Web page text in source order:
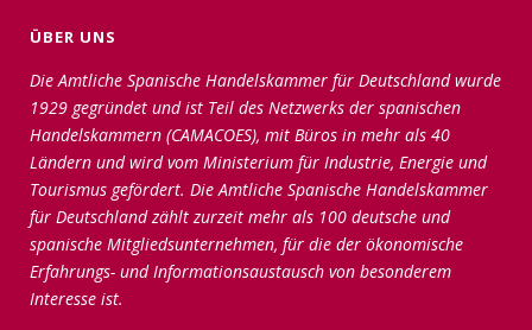
ÜBER UNS
Die Amtliche Spanische Handelskammer für Deutschland wurde
1929 gegründet und ist Teil des Netzwerks der spanischen
Handelskammern (CAMACOES), mit Büros in mehr als 40
Ländern und wird vom Ministerium für Industrie, Energie und
Tourismus gefördert. Die Amtliche Spanische Handelskammer
für Deutschland zählt zurzeit mehr als 100 deutsche und
spanische Mitgliedsunternehmen, für die der ökonomische
Erfahrungs- und Informationsaustausch von besonderem
Interesse ist.